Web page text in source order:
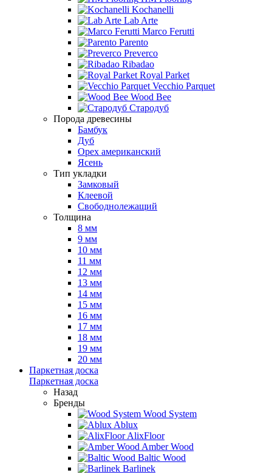
Kochanelli
Lab Arte
Marco Ferutti
Parento
Preverco
Ribadao
Royal Parket
Vecchio Parquet
Wood Bee
Стародуб
Порода древесины
Бамбук
Дуб
Орех американский
Ясень
Тип укладки
Замковый
Клеевой
Свободнолежащий
Толщина
8 мм
9 мм
10 мм
11 мм
12 мм
13 мм
14 мм
15 мм
16 мм
17 мм
18 мм
19 мм
20 мм
Паркетная доска
Паркетная доска
Назад
Бренды
Wood System
Ablux
AlixFloor
Amber Wood
Baltic Wood
Barlinek